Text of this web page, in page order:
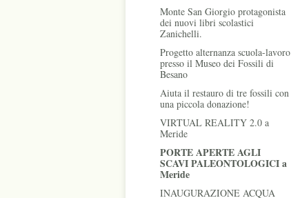
Monte San Giorgio protagonista
dei nuovi libri scolastici
Zanichelli.
Progetto alternanza scuola-lavoro
presso il Museo dei Fossili di
Besano
Aiuta il restauro di tre fossili con
una piccola donazione!
VIRTUAL REALITY 2.0 a
Meride
PORTE APERTE AGLI
SCAVI PALEONTOLOGICI a
Meride
INAUGURAZIONE ACQUA